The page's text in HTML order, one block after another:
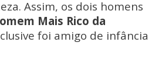
Assim, os dois homens
Mais Rico da
foi amigo de infância